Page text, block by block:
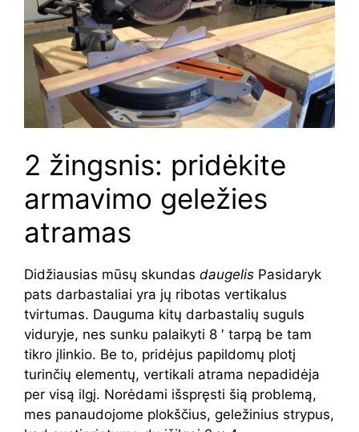
2 žingsnis: pridėkite
armavimo geležies
atramas
Didžiausias mūsų skundas daugelis Pasidaryk
pats darbastaliai yra jų ribotas vertikalus
tvirtumas. Dauguma kitų darbastalių suguls
viduryje, nes sunku palaikyti 8 ′ tarpą be tam
tikro įlinkio. Be to, pridėjus papildomų plotį
turinčių elementų, vertikali atrama nepadidėja
per visą ilgį. Norėdami išspręsti šią problemą,
mes panaudojome plokščius, geležinius strypus,